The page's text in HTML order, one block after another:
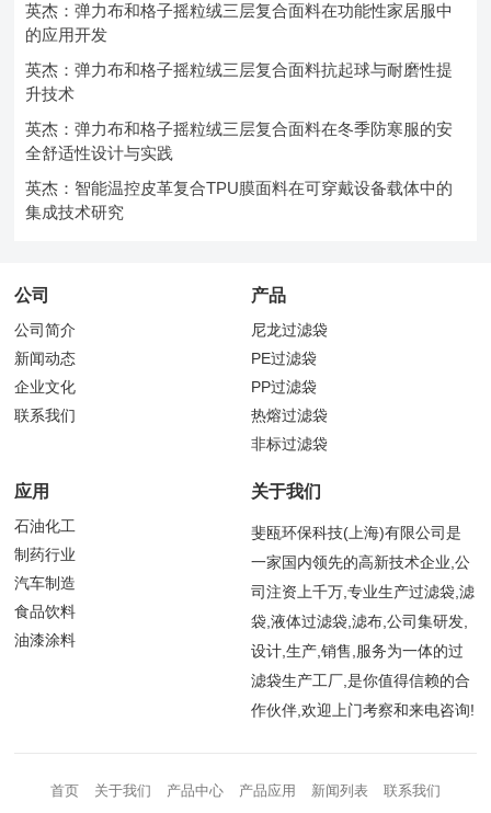
英杰：弹力布和格子摇粒绒三层复合面料在功能性家居服中
的应用开发
英杰：弹力布和格子摇粒绒三层复合面料抗起球与耐磨性提
升技术
英杰：弹力布和格子摇粒绒三层复合面料在冬季防寒服的安
全舒适性设计与实践
英杰：智能温控皮革复合TPU膜面料在可穿戴设备载体中的
集成技术研究
公司
公司简介
新闻动态
企业文化
联系我们
产品
尼龙过滤袋
PE过滤袋
PP过滤袋
热熔过滤袋
非标过滤袋
应用
石油化工
制药行业
汽车制造
食品饮料
油漆涂料
关于我们
斐瓯环保科技(上海)有限公司是
一家国内领先的高新技术企业,公
司注资上千万,专业生产过滤袋,滤
袋,液体过滤袋,滤布,公司集研发,
设计,生产,销售,服务为一体的过
滤袋生产工厂,是你值得信赖的合
作伙伴,欢迎上门考察和来电咨询!
首页 关于我们 产品中心 产品应用 新闻列表
联系我们